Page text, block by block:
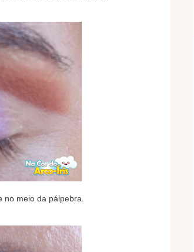
meio da pálpebra.